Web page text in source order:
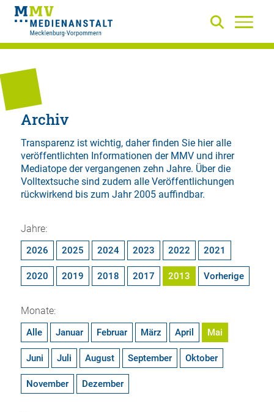
Archiv
Transparenz ist wichtig, daher finden Sie hier alle
veröffentlichten Informationen der MMV und ihrer
Mediatope der vergangenen zehn Jahre. Über die
Volltextsuchesind zudem alle Veröffentlichungen
rückwirkend bis zum Jahr 2005 auffindbar.
Jahre:
2026 2025 2024 2023 2022 2021
2020 2019 2018 2017 2013 Vorherige
Monate:
Alle Januar Februar März April Mai
Juni Juli August September Oktober
November Dezember